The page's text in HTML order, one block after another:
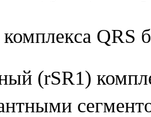
QRS
(rSR1)